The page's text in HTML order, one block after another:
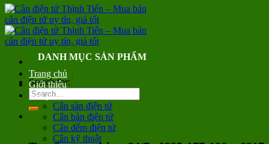
Search for:
DANH MỤC SẢN PHẨM
Trang chủ
Giới thiệu
Sản phẩm
Cân sàn điện tử
Cân bàn điện tử
Cân đếm điện tử
Cân kỹ thuật